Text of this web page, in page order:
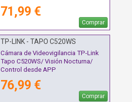
71,99 €
Comprar
TP-LINK - TAPO C520WS
Cámara de Videovigilancia TP-Link
Tapo C520WS/ Visión Nocturna/
Control desde APP
76,99 €
Comprar